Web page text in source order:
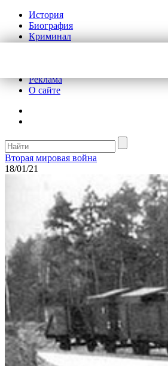
История
Биография
Криминал
Реклама
О сайте
Вторая мировая война
18/01/21